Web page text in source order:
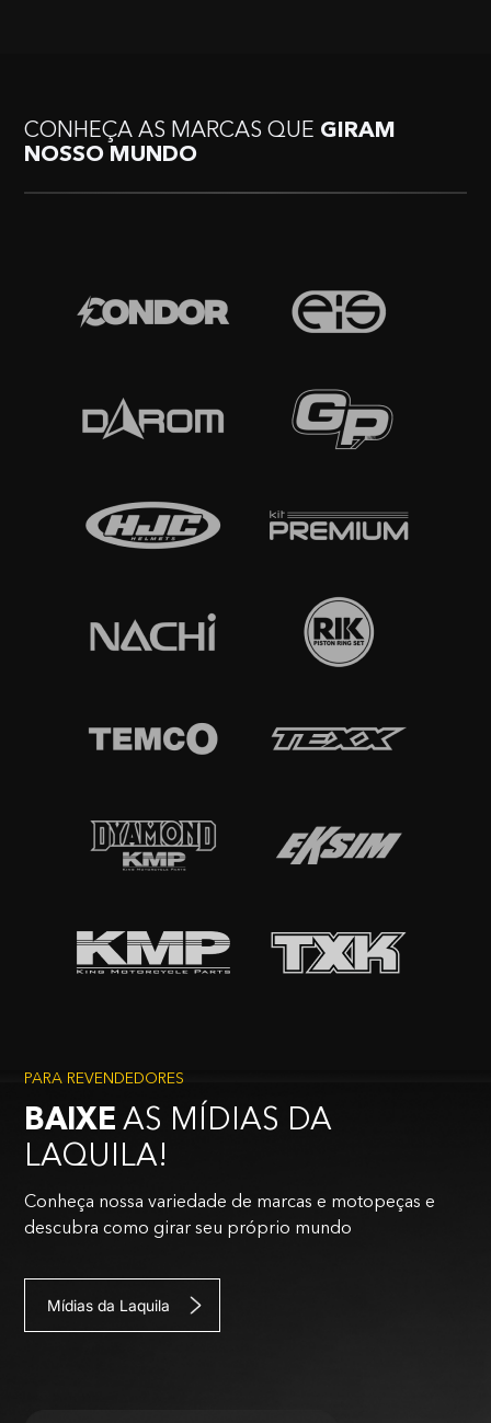
CONHEÇA AS MARCAS QUE GIRAM
NOSSO MUNDO
PARA REVENDEDORES
BAIXE AS MÍDIAS DA
LAQUILA!
Conheça nossa variedade de marcas e motopeças e
descubra como girar seu próprio mundo
Mídias da Laquila